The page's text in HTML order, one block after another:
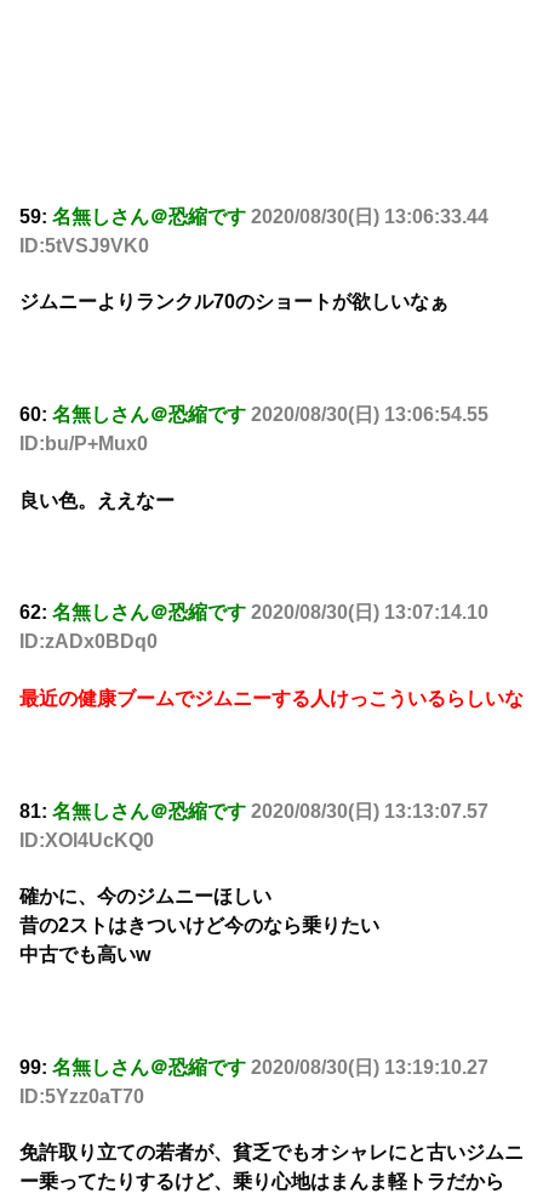
59: 名無しさん＠恐縮です 2020/08/30(日) 13:06:33.44
ID:5tVSJ9VK0
ジムニーよりランクル70のショートが欲しいなぁ
60: 名無しさん＠恐縮です 2020/08/30(日) 13:06:54.55
ID:bu/P+Mux0
良い色。ええなー
62: 名無しさん＠恐縮です 2020/08/30(日) 13:07:14.10
ID:zADx0BDq0
最近の健康ブームでジムニーする人けっこういるらしいな
81: 名無しさん＠恐縮です 2020/08/30(日) 13:13:07.57
ID:XOl4UcKQ0
確かに、今のジムニーほしい
昔の2ストはきついけど今のなら乗りたい
中古でも高いw
99: 名無しさん＠恐縮です 2020/08/30(日) 13:19:10.27
ID:5Yzz0aT70
免許取り立ての若者が、貧乏でもオシャレにと古いジムニ
ー乗ってたりするけど、乗り心地はまんま軽トラだから